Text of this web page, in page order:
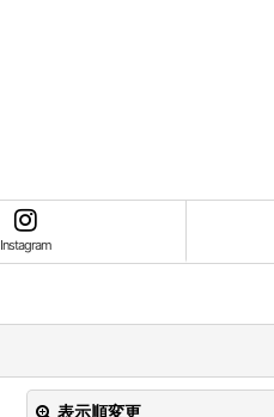
Instagram
表示順変更